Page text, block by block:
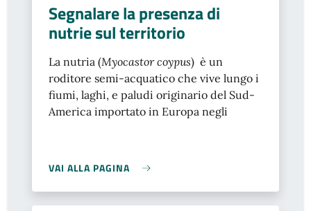
Segnalare la presenza di
nutrie sul territorio
La nutria (Myocastor coypus) è un
roditore semi-acquatico che vive lungo i
fiumi, laghi, e paludi originario del Sud-
America importato in Europa negli
VAI ALLA PAGINA